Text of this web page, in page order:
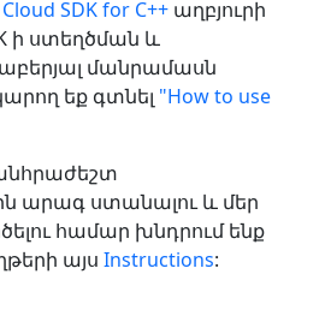
SDK for C++ աղբյուրի
ի ստեղծման և
մանրամասն
եք գտնել "How to use
արագ ստանալու և մեր
համար խնդրում ենք
այս Instructions: